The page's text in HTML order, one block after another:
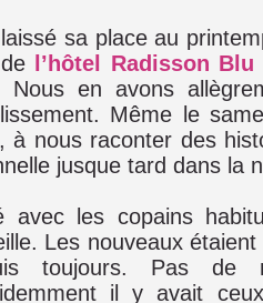
sa place au
l’hôtel Radisson Blu
Nous en avons
Même le
à nous raconter des
jusque tard dans la
avec les copains
Les nouveaux
toujours. Pas
il y avait